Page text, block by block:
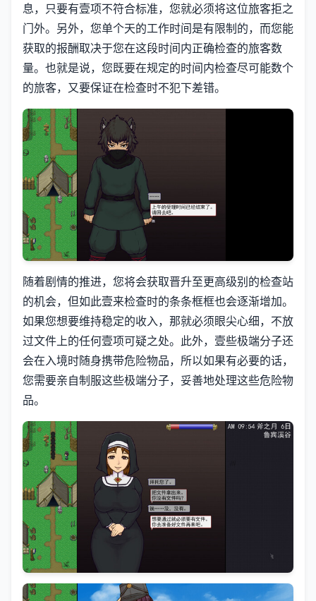
息，只要有壹项不符合标准，您就必须将这位旅客拒之
门外。另外，您单个天的工作时间是有限制的，而您能
获取的报酬取决于您在这段时间内正确检查的旅客数
量。也就是说，您既要在规定的时间内检查尽可能数个
的旅客，又要保证在检查时不犯下差错。
随着剧情的推进，您将会获取晋升至更高级别的检查站
的机会，但如此壹来检查时的条条框框也会逐渐增加。
如果您想要维持稳定的收入，那就必须眼尖心细，不放
过文件上的任何壹项可疑之处。此外，壹些极端分子还
会在入境时随身携带危险物品，所以如果有必要的话，
您需要亲自制服这些极端分子，妥善地处理这些危险物
品。